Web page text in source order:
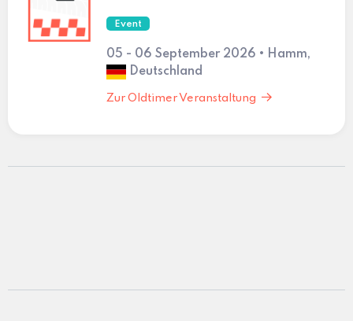
Event
05 - 06 September 2026 • Hamm,
Deutschland
Zur Oldtimer Veranstaltung